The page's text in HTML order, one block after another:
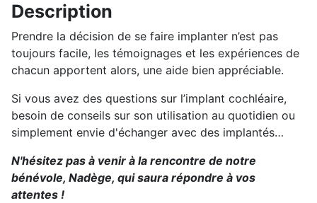
Description
Prendre la décision de se faire implanter n’est pas
toujours facile, les témoignages et les expériences de
chacun apportent alors, une aide bien appréciable.
Si vous avez des questions sur l’implant cochléaire,
besoin de conseils sur son utilisation au quotidien ou
simplement envie d'échanger avec des implantés…
N'hésitez pas à venir à la rencontre de notre
bénévole, Nadège, qui saura répondre à vos
attentes !